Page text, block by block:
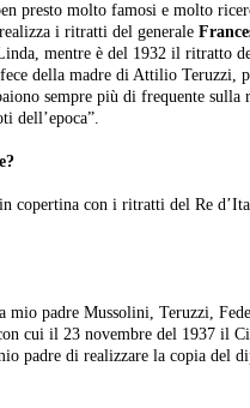
presto molto famosi e molto
i ritratti del generale
mentre è del 1932 il ritratto
della madre di Attilio Teruzzi,
sempre più di frequente
dell’epoca”.
copertina con i ritratti del Re
padre Mussolini, Teruzzi,
cui il 23 novembre del 1937 il
padre di realizzare la copia del